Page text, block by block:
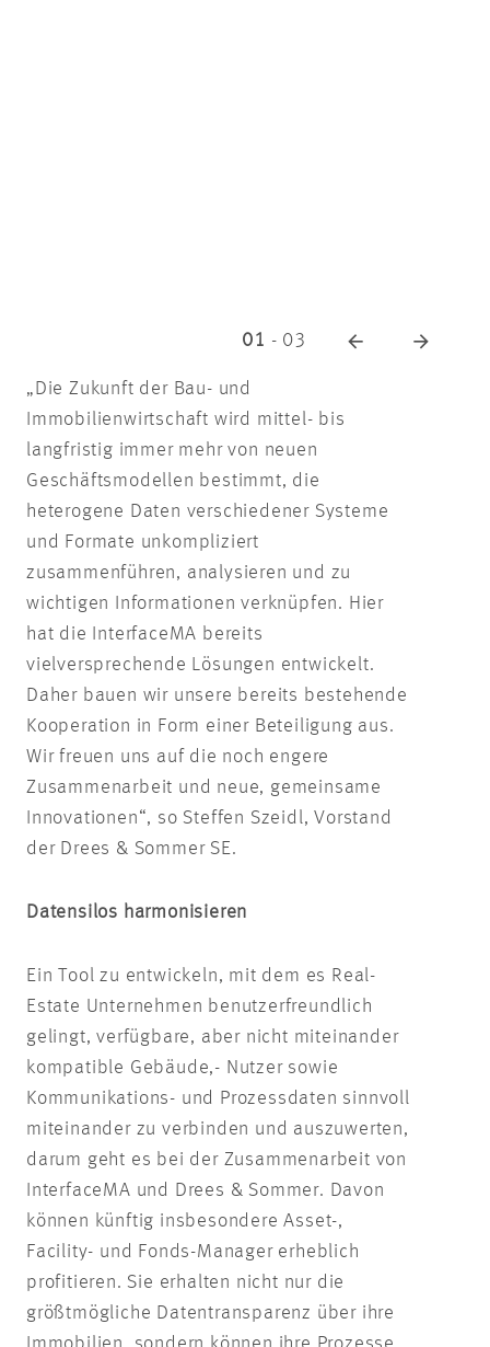
01 - 03
„Die Zukunft der Bau- und
Immobilienwirtschaft wird mittel- bis
langfristig immer mehr von neuen
Geschäftsmodellen bestimmt, die
heterogene Daten verschiedener Systeme
und Formate unkompliziert
zusammenführen, analysieren und zu
wichtigen Informationen verknüpfen. Hier
hat die InterfaceMA bereits
vielversprechende Lösungen entwickelt.
Daher bauen wir unsere bereits bestehende
Kooperation in Form einer Beteiligung aus.
Wir freuen uns auf die noch engere
Zusammenarbeit und neue, gemeinsame
Innovationen“, so Steffen Szeidl, Vorstand
der Drees & Sommer SE.
Datensilos harmonisieren
Ein Tool zu entwickeln, mit dem es Real-
Estate Unternehmen benutzerfreundlich
gelingt, verfügbare, aber nicht miteinander
kompatible Gebäude,- Nutzer sowie
Kommunikations- und Prozessdaten sinnvoll
miteinander zu verbinden und auszuwerten,
darum geht es bei der Zusammenarbeit von
InterfaceMA und Drees & Sommer. Davon
können künftig insbesondere Asset-,
Facility- und Fonds-Manager erheblich
profitieren. Sie erhalten nicht nur die
größtmögliche Datentransparenz über ihre